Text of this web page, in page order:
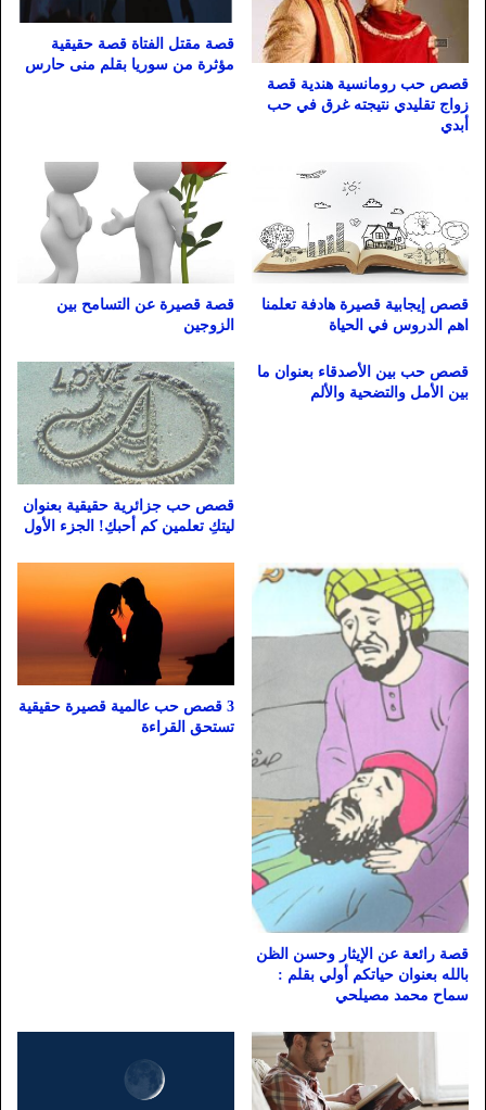
قصص حب رومانسية هندية قصة
زواج تقليدي نتيجته غرق في حب
أبدي
قصة مقتل الفتاة قصة حقيقية
مؤثرة من سوريا بقلم منى حارس
قصص إيجابية قصيرة هادفة تعلمنا
اهم الدروس في الحياة
قصة قصيرة عن التسامح بين
الزوجين
قصص حب بين الأصدقاء بعنوان ما
بين الأمل والتضحية والألم
قصص حب جزائرية حقيقية بعنوان
ليتكِ تعلمين كم أحبكِ! الجزء الأول
قصة رائعة عن الإيثار وحسن الظن
بالله بعنوان حياتكم أولي بقلم :
سماح محمد مصيلحي
3 قصص حب عالمية قصيرة حقيقية
تستحق القراءة